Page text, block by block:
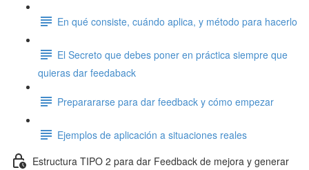
En qué consiste, cuándo aplica, y método para hacerlo
El Secreto que debes poner en práctica siempre que
quieras dar feedaback
Preparararse para dar feedback y cómo empezar
Ejemplos de aplicación a situaciones reales
Estructura TIPO 2 para dar Feedback de mejora y generar